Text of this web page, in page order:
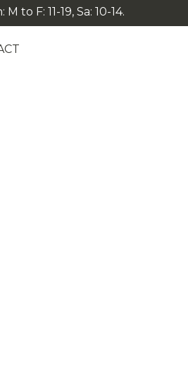
to F: 11-19, Sa: 10-14.